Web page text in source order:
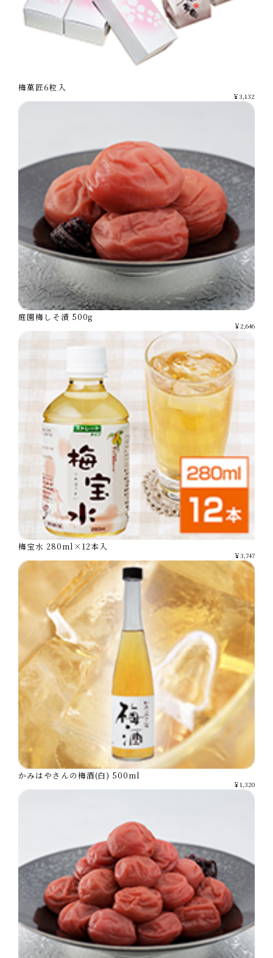
梅菓匠6粒入
￥3,132
庭園梅しそ漬 500g
￥2,646
梅宝水 280ml×12本入
￥3,747
かみはやさんの梅酒(白) 500ml
￥1,320